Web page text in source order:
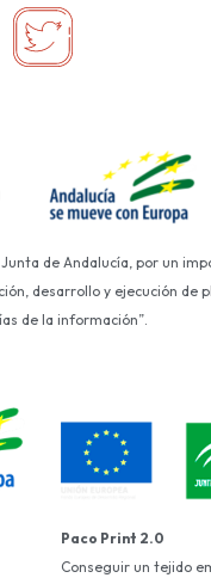
de Andalucía, por un
desarrollo y ejecución
de la información”.
Paco Print 2.0
Conseguir un tejido